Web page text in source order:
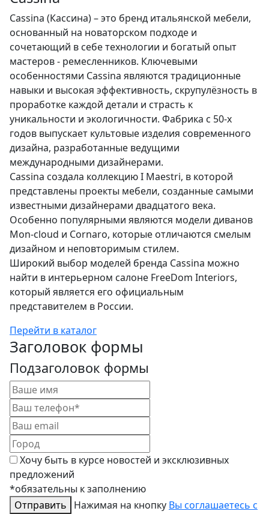
Cassina (Кассина) – это бренд итальянской мебели,
основанный на новаторском подходе и
сочетающий в себе технологии и богатый опыт
мастеров - ремесленников. Ключевыми
особенностями Cassina являются традиционные
навыки и высокая эффективность, скрупулёзность в
проработке каждой детали и страсть к
уникальности и экологичности. Фабрика с 50-х
годов выпускает культовые изделия современного
дизайна, разработанные ведущими
международными дизайнерами.
Cassina создала коллекцию I Maestri, в которой
представлены проекты мебели, созданные самыми
известными дизайнерами двадцатого века.
Особенно популярными являются модели диванов
Mon-cloud и Cornaro, которые отличаются смелым
дизайном и неповторимым стилем.
Широкий выбор моделей бренда Cassina можно
найти в интерьерном салоне FreeDom Interiors,
который является его официальным
представителем в России.
Перейти в каталог
Заголовок формы
Подзаголовок формы
Хочу быть в курсе новостей и эксклюзивных
предложений
*обязательны к заполнению
Отправить
Нажимая на кнопку Вы соглашаетесь с